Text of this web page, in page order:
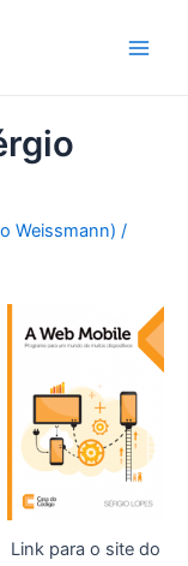
Weissmann) /
Link para o site do